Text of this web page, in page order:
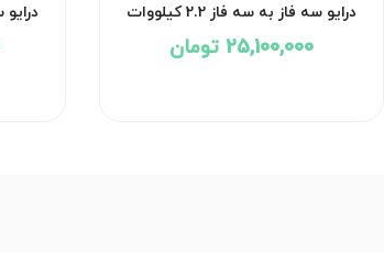
درایو سه فاز به سه فاز 2.2 کیلووات
اینوت مدل GD10
25,100,000 تومان